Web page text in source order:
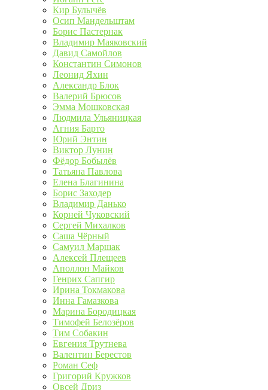
Кир Булычёв
Осип Мандельштам
Борис Пастернак
Владимир Маяковский
Давид Самойлов
Константин Симонов
Леонид Яхин
Александр Блок
Валерий Брюсов
Эмма Мошковская
Людмила Ульяницкая
Агния Барто
Юрий Энтин
Виктор Лунин
Фёдор Бобылёв
Татьяна Павлова
Елена Благинина
Борис Заходер
Владимир Данько
Корней Чуковский
Сергей Михалков
Саша Чёрный
Самуил Маршак
Алексей Плещеев
Аполлон Майков
Генрих Сапгир
Ирина Токмакова
Инна Гамазкова
Марина Бородицкая
Тимофей Белозёров
Тим Собакин
Евгения Трутнева
Валентин Берестов
Роман Сеф
Григорий Кружков
Овсей Дриз